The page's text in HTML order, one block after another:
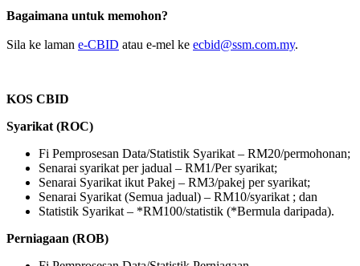
Bagaimana untuk memohon?
Sila ke laman e-CBID atau e-mel ke ecbid@ssm.com.my.
KOS CBID
Syarikat (ROC)
Fi Pemprosesan Data/Statistik Syarikat – RM20/permohonan;
Senarai syarikat per jadual – RM1/Per syarikat;
Senarai Syarikat ikut Pakej – RM3/pakej per syarikat;
Senarai Syarikat (Semua jadual) – RM10/syarikat ; dan
Statistik Syarikat – *RM100/statistik (*Bermula daripada).
Perniagaan (ROB)